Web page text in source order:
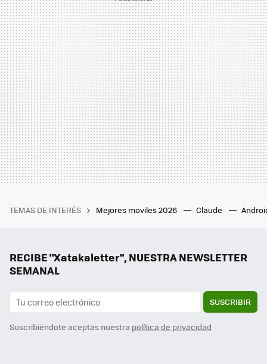
TEMAS DE INTERÉS Mejores moviles 2026 Claude
RECIBE "Xatakaletter", NUESTRA NEWSLETTER
SEMANAL
SUSCRIBIR
Suscribiéndote aceptas nuestra política de privacidad